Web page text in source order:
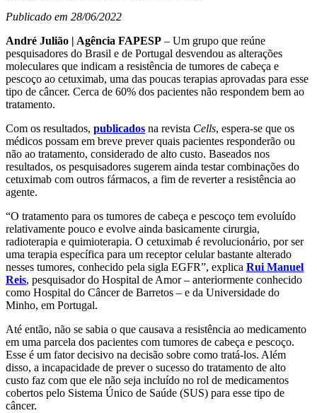
Publicado em 28/06/2022
André Julião | Agência FAPESP – Um grupo que reúne
pesquisadores do Brasil e de Portugal desvendou as alterações
moleculares que indicam a resistência de tumores de cabeça e
pescoço ao cetuximab, uma das poucas terapias aprovadas para esse
tipo de câncer. Cerca de 60% dos pacientes não respondem bem ao
tratamento.
Com os resultados, publicados na revista Cells, espera-se que os
médicos possam em breve prever quais pacientes responderão ou
não ao tratamento, considerado de alto custo. Baseados nos
resultados, os pesquisadores sugerem ainda testar combinações do
cetuximab com outros fármacos, a fim de reverter a resistência ao
agente.
“O tratamento para os tumores de cabeça e pescoço tem evoluído
relativamente pouco e evolve ainda basicamente cirurgia,
radioterapia e quimioterapia. O cetuximab é revolucionário, por ser
uma terapia específica para um receptor celular bastante alterado
nesses tumores, conhecido pela sigla EGFR”, explica Rui Manuel
Reis, pesquisador do Hospital de Amor – anteriormente conhecido
como Hospital do Câncer de Barretos – e da Universidade do
Minho, em Portugal.
Até então, não se sabia o que causava a resistência ao medicamento
em uma parcela dos pacientes com tumores de cabeça e pescoço.
Esse é um fator decisivo na decisão sobre como tratá-los. Além
disso, a incapacidade de prever o sucesso do tratamento de alto
custo faz com que ele não seja incluído no rol de medicamentos
cobertos pelo Sistema Único de Saúde (SUS) para esse tipo de
câncer.